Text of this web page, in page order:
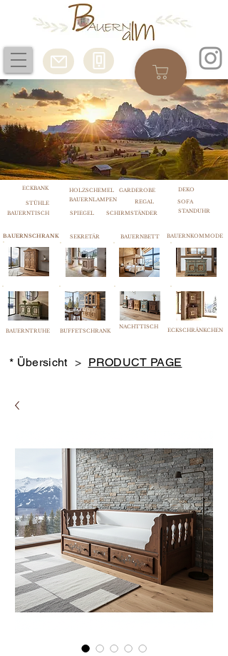
BAUERNTISCH SPIEGEL SCHIRMSTÄNDER
BAUERNSCHRANK SEKRETÄR
BAUERNTRUHE BUFFETSCHRANK
BAUERNBETT
NACHTTISCH
STANDUHR
BAUERNKOMMODE
ECKSCHRÄNKCHEN
* Übersicht > PRODUCT PAGE
BAUERNLAMPEN REGAL SOFA
ECKBANK
STÜHLE
HOLZSCHEMEL GARDEROBE DEKO